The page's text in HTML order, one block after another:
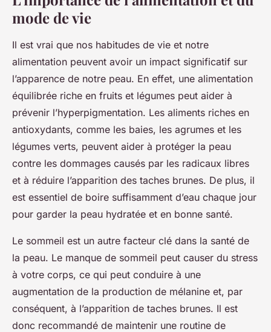
mode de vie
Il est vrai que nos habitudes de vie et notre
alimentation peuvent avoir un impact significatif sur
l’apparence de notre peau. En effet, une alimentation
équilibrée riche en fruits et légumes peut aider à
prévenir l’hyperpigmentation. Les aliments riches en
antioxydants, comme les baies, les agrumes et les
légumes verts, peuvent aider à protéger la peau
contre les dommages causés par les radicaux libres
et à réduire l’apparition des taches brunes. De plus, il
est essentiel de boire suffisamment d’eau chaque jour
pour garder la peau hydratée et en bonne santé.
Le sommeil est un autre facteur clé dans la santé de
la peau. Le manque de sommeil peut causer du stress
à votre corps, ce qui peut conduire à une
augmentation de la production de mélanine et, par
conséquent, à l’apparition de taches brunes. Il est
donc recommandé de maintenir une routine de